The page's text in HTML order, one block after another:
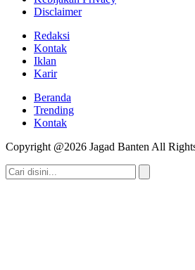
Disclaimer
Redaksi
Kontak
Iklan
Karir
Beranda
Trending
Kontak
Copyright @2026 Jagad Banten All